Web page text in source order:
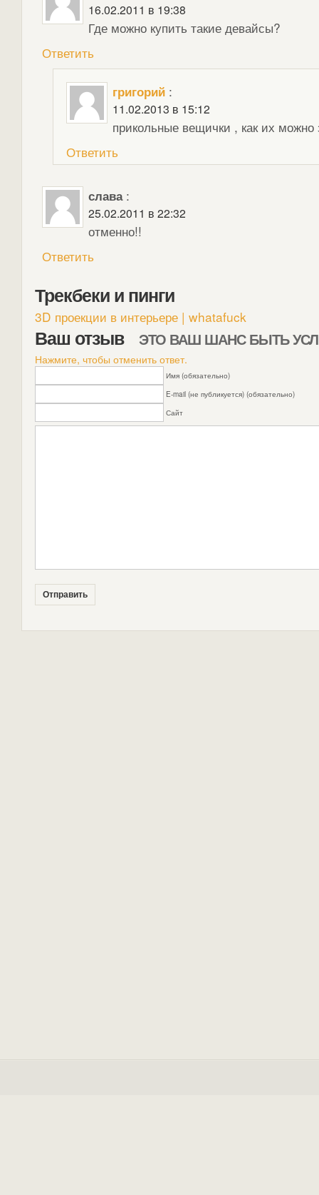
16.02.2011 в 19:38
Где можно купить такие девайсы?
Ответить
григорий :
11.02.2013 в 15:12
прикольные вещички , как их можно
Ответить
слава :
25.02.2011 в 22:32
отменно!!
Ответить
Трекбеки и пинги
3D проекции в интерьере | whatafuck
Ваш отзыв ЭТО ВАШ ШАНС БЫТЬ
Нажмите, чтобы отменить ответ.
Имя (обязательно)
E-mail (не публикуется) (обязательно)
Сайт